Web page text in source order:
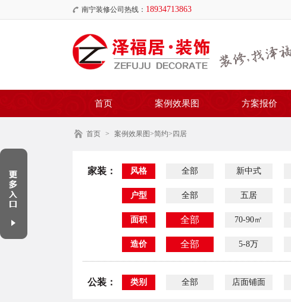
南宁装修公司热线： 18934713863
首页 案例效果图 方案报价
首页 > 案例效果图>简约>四居
家装： 风格 全部 新中式
户型 全部 五居
面积 全部 70-90㎡
造价 全部 5-8万
公装： 类别 全部 店面铺面